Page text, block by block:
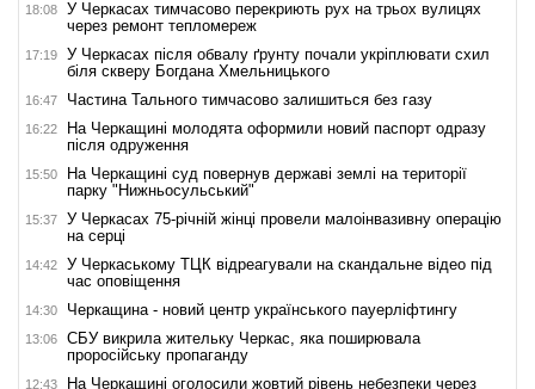
18:08
У Черкасах тимчасово перекриють рух на трьох вулицях
через ремонт тепломереж
17:19
У Черкасах після обвалу ґрунту почали укріплювати схил
біля скверу Богдана Хмельницького
16:47 Частина Тального тимчасово залишиться без газу
16:22
На Черкащині молодята оформили новий паспорт одразу
після одруження
15:50
На Черкащині суд повернув державі землі на території
парку "Нижньосульський"
15:37
У Черкасах 75-річній жінці провели малоінвазивну операцію
на серці
14:42
У Черкаському ТЦК відреагували на скандальне відео під
час оповіщення
14:30 Черкащина - новий центр українського пауерліфтингу
13:06
СБУ викрила жительку Черкас, яка поширювала
проросійську пропаганду
12:43
На Черкащині оголосили жовтий рівень небезпеки через